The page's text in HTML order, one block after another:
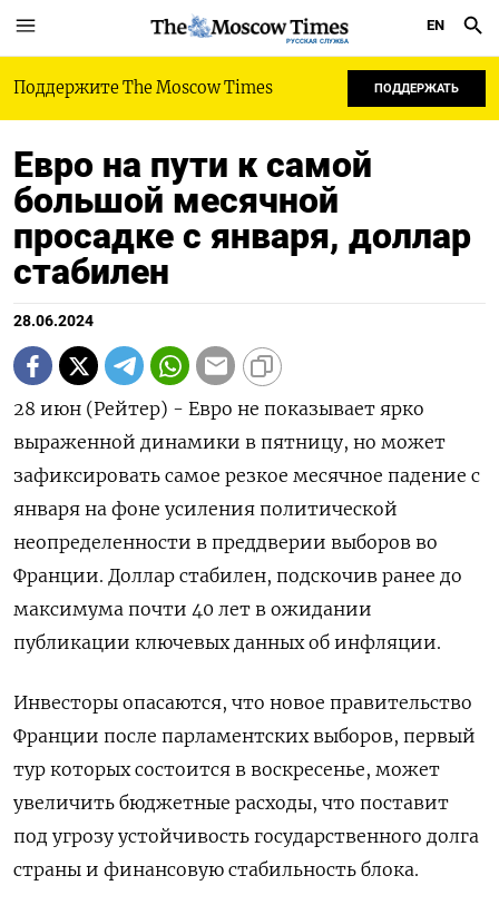
РУССКАЯ СЛУЖБА
EN
Поддержите The Moscow Times ПОДДЕРЖАТЬ
Евро на пути к самой
большой месячной
просадке с января, доллар
стабилен
28.06.2024
28 июн (Рейтер) - Евро не показывает ярко
выраженной динамики в пятницу, но может
зафиксировать самое резкое месячное падение с
января на фоне усиления политической
неопределенности в преддверии выборов во
Франции. Доллар стабилен, подскочив ранее до
максимума почти 40 лет в ожидании
публикации ключевых данных об инфляции.
Инвесторы опасаются, что новое правительство
Франции после парламентских выборов, первый
тур которых состоится в воскресенье, может
увеличить бюджетные расходы, что поставит
под угрозу устойчивость государственного долга
страны и финансовую стабильность блока.